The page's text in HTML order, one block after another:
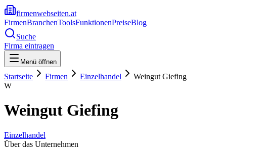
firmenwebseiten.at
FirmenBranchenToolsFunktionenPreiseBlog
Suche
Firma eintragen
Menü öffnen
Startseite Firmen Einzelhandel
Weingut Giefing
W
Weingut Giefing
Einzelhandel
Über das Unternehmen